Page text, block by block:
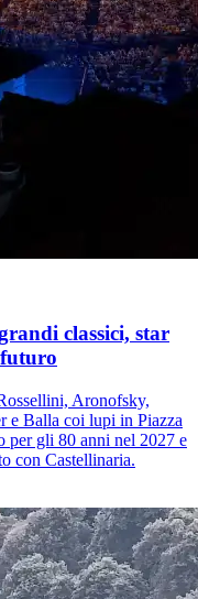
classici, star
Aronofsky,
e Balla coi lupi in Piazza
per gli 80 anni nel 2027 e
con Castellinaria.